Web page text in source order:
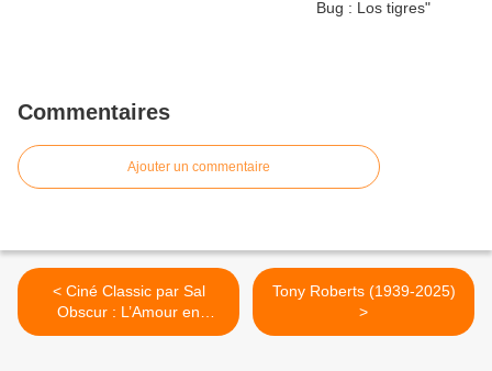
Commentaires
Ajouter un commentaire
< Ciné Classic par Sal
Obscur : L’Amour en
question
Tony Roberts (1939-2025)
>